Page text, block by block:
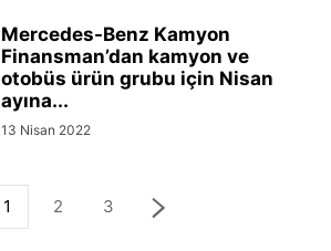
Mercedes-Benz Kamyon
Finansman’dan kamyon ve
otobüs ürün grubu için Nisan
ayına...
13 Nisan 2022
1 2 3